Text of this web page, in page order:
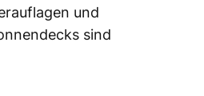
und
sind